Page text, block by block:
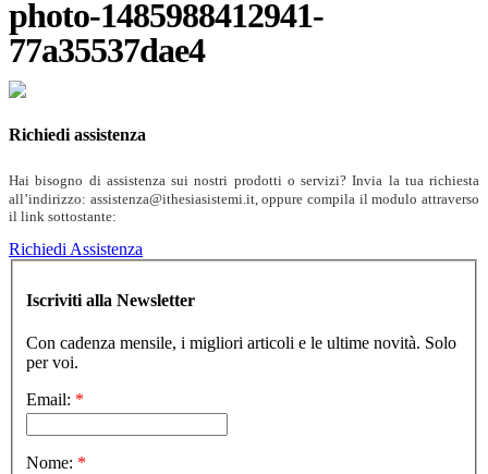
photo-1485988412941-
77a35537dae4
Richiedi assistenza
Hai bisogno di assistenza sui nostri prodotti o servizi? Invia la tua richiesta
all’indirizzo: assistenza@ithesiasistemi.it, oppure compila il modulo attraverso
il link sottostante:
Richiedi Assistenza
Iscriviti alla Newsletter
Con cadenza mensile, i migliori articoli e le ultime novità. Solo
per voi.
Email: *
Nome: *